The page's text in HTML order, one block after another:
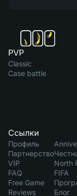
PVP
Classic
Case battle
Ссылки
Профиль
Партнерство
VIP
FAQ
Free Game
Reviews
North
FIFA
Блог